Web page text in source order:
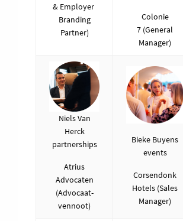
& Employer
Branding
Partner)
Colonie
7 (General
Manager)
Niels Van
Herck
partnerships
Atrius
Advocaten
(Advocaat-
vennoot)
Bieke Buyens
events
Corsendonk
Hotels (Sales
Manager)